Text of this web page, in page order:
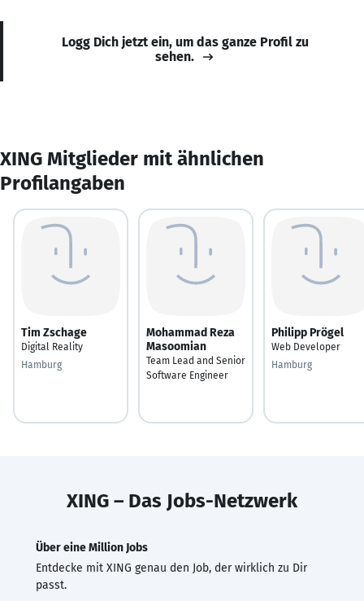
Logg Dich jetzt ein, um das ganze Profil zu
sehen.
XING Mitglieder mit ähnlichen
Profilangaben
Tim Zschage
Digital Reality
Hamburg
Mohammad Reza
Masoomian
Team Lead and Senior
Software Engineer
Philipp Prögel
Web Developer
Hamburg
XING – Das Jobs-Netzwerk
Über eine Million Jobs
Entdecke mit XING genau den Job, der wirklich zu Dir
passt.